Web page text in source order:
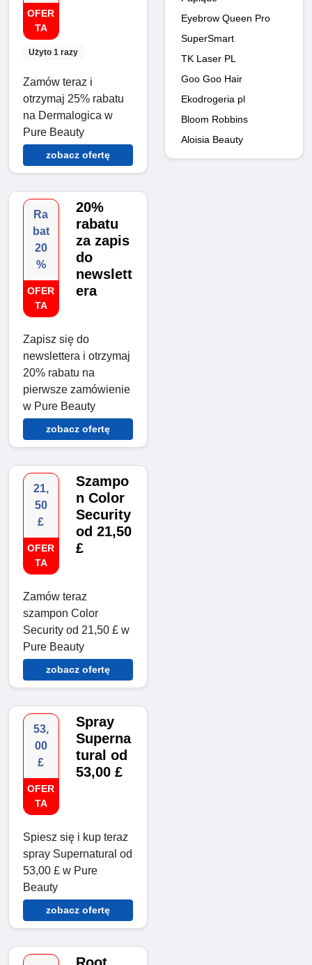
OFER
TA
Użyto 1 razy
Zamów teraz i
otrzymaj 25% rabatu
na Dermalogica w
Pure Beauty
zobacz ofertę
Ra
bat
20
%
OFER
TA
20%
rabatu
za zapis
do
newslett
era
Zapisz się do
newslettera i otrzymaj
20% rabatu na
pierwsze zamówienie
w Pure Beauty
zobacz ofertę
21,
50
£
OFER
TA
Szampo
n Color
Security
od 21,50
£
Zamów teraz
szampon Color
Security od 21,50 £ w
Pure Beauty
zobacz ofertę
53,
00
£
OFER
TA
Spray
Superna
tural od
53,00 £
Spiesz się i kup teraz
spray Supernatural od
53,00 £ w Pure
Beauty
zobacz ofertę
Eyebrow Queen Pro
SuperSmart
TK Laser PL
Goo Goo Hair
Ekodrogeria pl
Bloom Robbins
Aloisia Beauty